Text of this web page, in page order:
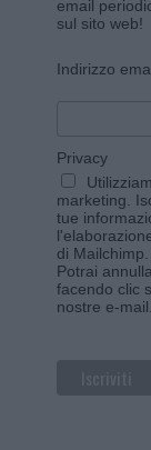
email
sul sito web!
Indirizzo
Privacy
marketing.
tue
di Mailchimp
Potrai
facendo clic
nostre e-mail.